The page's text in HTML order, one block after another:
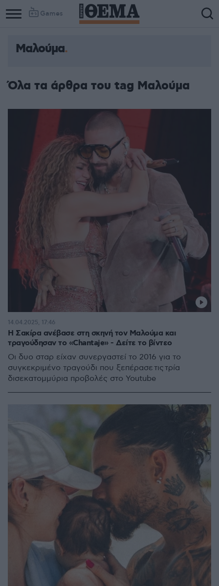
Games
Μαλούμα
Όλα τα άρθρα του tag Μαλούμα
Η Σακίρα ανέβασε στη σκηνή τον Μαλούμα και
τραγούδησαν το «Chantaje» - Δείτε το βίντεο
Οι δυο σταρ είχαν συνεργαστεί το 2016 για το
συγκεκριμένο τραγούδι που ξεπέρασε τις τρία
δισεκατομμύρια προβολές στο Youtube
14.04.2025, 17:46